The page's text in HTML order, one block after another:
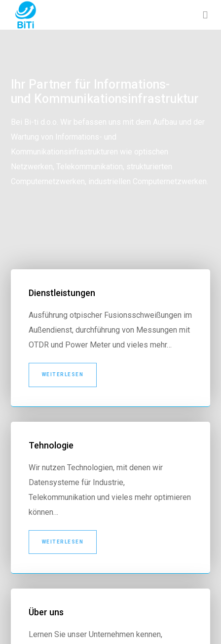
Ihr Partner für Informations-
und Kommunikationsinfrastruktur
Bei Bi-ti d.o.o. Wir befassen uns mit dem Aufbau und der
Wartung von Informations- und
Kommunikationsinfrastrukturen wie optischen
Netzwerken, Telekommunikation, strukturierten
Computernetzwerken, industriellen Computernetzwerken.
Dienstleistungen
Ausführung otpischer Fusionsschweißungen im
Außendienst, durchführung von Messungen mit
OTDR und Power Meter und vieles mehr…
WEITERLESEN
Tehnologie
Wir nutzen Technologien, mit denen wir
Datensysteme für Industrie,
Telekommunikation und vieles mehr optimieren
können…
WEITERLESEN
Über uns
Lernen Sie unser Unternehmen kennen,